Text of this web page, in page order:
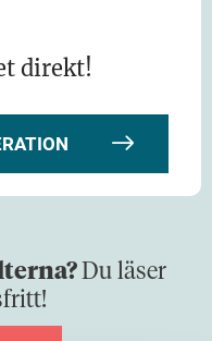
direkt!
Du läser